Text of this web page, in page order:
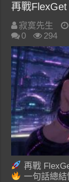
再戰
寂寞先生
0
294
再戰
一句話總